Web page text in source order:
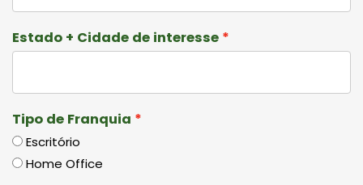
Estado + Cidade de interesse
Tipo de Franquia
Escritório
Home Office